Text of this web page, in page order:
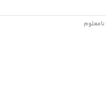
نامعلوم